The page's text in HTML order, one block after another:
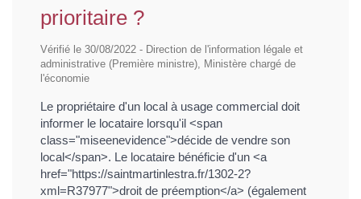
prioritaire ?
Vérifié le 30/08/2022 - Direction de l'information légale et
administrative (Première ministre), Ministère chargé de
l'économie
Le propriétaire d'un local à usage commercial doit
informer le locataire lorsqu'il <span
class="miseenevidence">décide de vendre son
local</span>. Le locataire bénéficie d'un <a
href="https://saintmartinlestra.fr/1302-2?
xml=R37977">droit de préemption</a> (également